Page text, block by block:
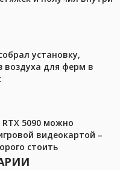
установку,
для ферм в
5090 можно
видеокартой –
стоить